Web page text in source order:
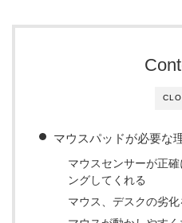
マウスパッドが必要な
マウスセンサーが正
ングしてくれる
マウス、デスクの劣化